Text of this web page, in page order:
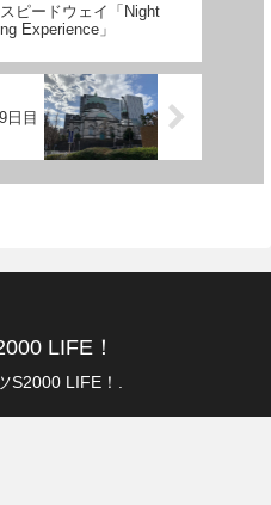
ピードウェイ「Night
Experience」
日目
LIFE！
S2000 LIFE！.